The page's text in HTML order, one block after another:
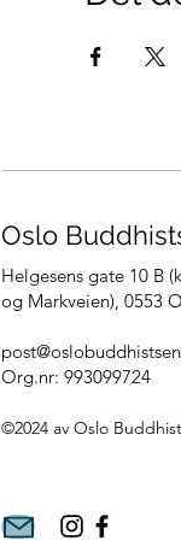
Oslo
Helgesens gate 10 B
og Markveien), 0553
Org.nr: 993099724
©2024 av Oslo Bu